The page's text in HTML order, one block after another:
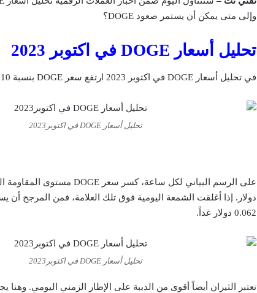
وإلى متى يمكن أن يستمر صعود DOGE؟
تحليل أسعار DOGE في اكتوبر 2023
في تحليل أسعار DOGE في اكتوبر 2023 ارتفع سعر DOGE بنسبة 2.10% منذ يوم أمس.
تحليل أسعار DOGE في اكتوبر2023
دولار. إذا أغلقت الشمعة اليومية فوق تلك العلامة، فمن المرجح أن
0.062 دولار غداً.
تحليل أسعار DOGE في اكتوبر2023
تعتبر الثيران أيضاً أقوى من الدببة على الإطار الزمني اليومي.